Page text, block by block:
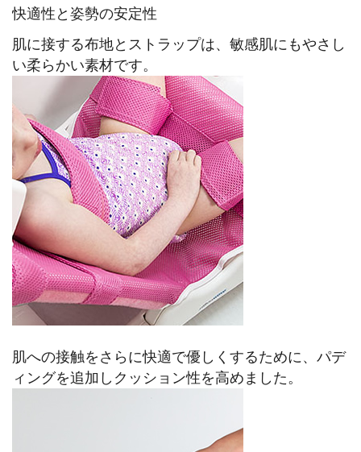
快適性と姿勢の安定性
肌に接する布地とストラップは、敏感肌にもやさし
い柔らかい素材です。
肌への接触をさらに快適で優しくするために、パデ
ィングを追加しクッション性を高めました。